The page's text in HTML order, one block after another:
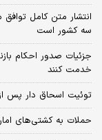
انتشار متن کامل
سه کشور است
خدمت کنند
توئیت اسحاق دار پس
حملات به کشتی‌های